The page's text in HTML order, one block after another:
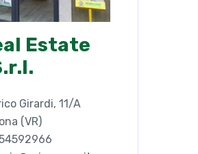
Estate
Girardi, 11/A
(VR)